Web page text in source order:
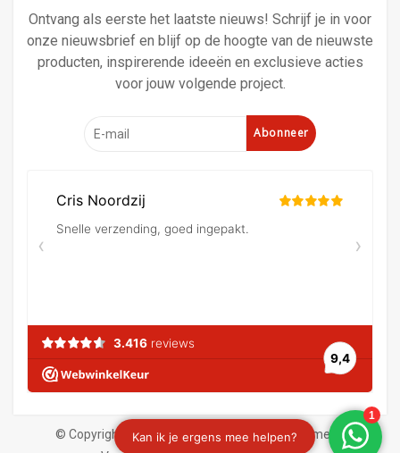
Ontvang als eerste het laatste nieuws! Schrijf je in voor
onze nieuwsbrief en blijf op de hoogte van de nieuwste
producten, inspirerende ideeën en exclusieve acties
voor jouw volgende project.
Abonneer
© Copyright 2026 Verf en behangland | Algemene